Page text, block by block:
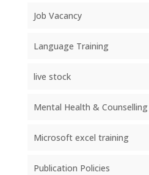
Job Vacancy
Language Training
live stock
Mental Health & Counselling
Microsoft excel training
Publication Policies